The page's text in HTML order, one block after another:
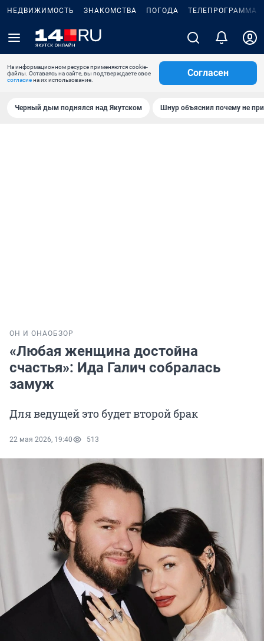
НЕДВИЖИМОСТЬ ЗНАКОМСТВА ПОГОДА ТЕЛЕПРОГРАММА
На информационном ресурсе применяются cookie-
файлы. Оставаясь на сайте, вы подтверждаете свое
согласиена их использование.
Согласен
Черный дым поднялся над Якутском Шнур объяснил почему не
ОН И ОНАОБЗОР
«Любая женщина достойна
счастья»: Ида Галич собралась
замуж
Для ведущей это будет второй брак
22 мая 2026, 19:40 513